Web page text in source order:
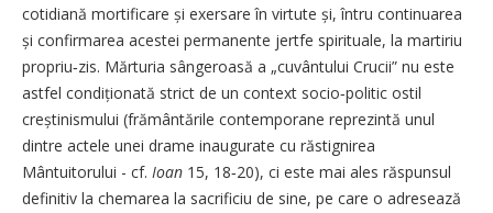
cotidiană mortificare și exersare în virtute și, întru continuarea
și confirmarea acestei permanente jertfe spirituale, la martiriu
propriu‑zis. Mărturia sângeroasă a „cuvântului Crucii” nu este
astfel condiționată strict de un context socio‑politic ostil
creștinismului (frământările contemporane reprezintă unul
dintre actele unei drame inaugurate cu răstignirea
Mântuitorului - cf. Ioan 15, 18‑20), ci este mai ales răspunsul
definitiv la chemarea la sacrificiu de sine, pe care o adresează